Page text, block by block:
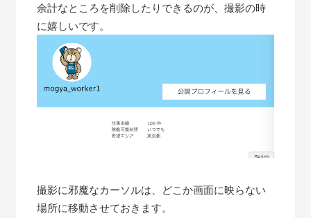
余計なところを削除したりできるのが、撮影の時
に嬉しいです。
撮影に邪魔なカーソルは、どこか画面に映らない
場所に移動させておきます。